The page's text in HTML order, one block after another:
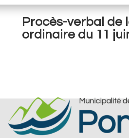
Procès-verbal de
ordinaire du 11